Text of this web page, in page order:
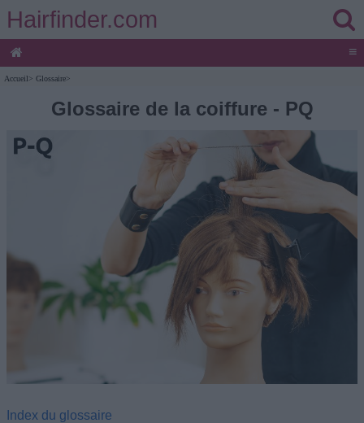
Hairfinder.com
≡
Accueil> Glossaire>
Glossaire de la coiffure - PQ
Index du glossaire